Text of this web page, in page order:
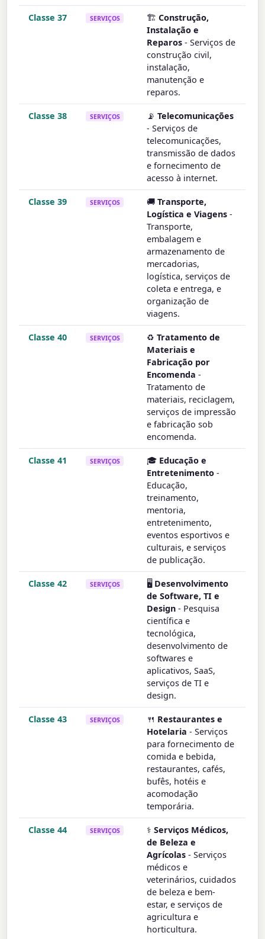
Classe 37 SERVIÇOS 🏗️Construção,
Instalação e
Reparos - Serviços de
construção civil,
instalação,
manutenção e
reparos.
Classe 38 SERVIÇOS 📡Telecomunicações
- Serviços de
telecomunicações,
transmissão de dados
e fornecimento de
acesso à internet.
Classe 39 SERVIÇOS 🚚Transporte,
Logística e Viagens -
Transporte,
embalagem e
armazenamento de
mercadorias,
logística, serviços de
coleta e entrega, e
organização de
viagens.
Classe 40 SERVIÇOS ♻️Tratamento de
Materiais e
Fabricação por
Encomenda -
Tratamento de
materiais, reciclagem,
serviços de impressão
e fabricação sob
encomenda.
Classe 41 SERVIÇOS 🎓 Educação e
Entretenimento -
Educação,
treinamento,
mentoria,
entretenimento,
eventos esportivos e
culturais, e serviços
de publicação.
Classe 42 SERVIÇOS 🖥️ Desenvolvimento
de Software, TI e
Design - Pesquisa
científica e
tecnológica,
desenvolvimento de
softwares e
aplicativos, SaaS,
serviços de TI e
design.
Classe 43 SERVIÇOS 🍴 Restaurantes e
Hotelaria - Serviços
para fornecimento de
comida e bebida,
restaurantes, cafés,
bufês, hotéis e
acomodação
temporária.
Classe 44 SERVIÇOS ⚕️Serviços Médicos,
de Beleza e
Agrícolas - Serviços
médicos e
veterinários, cuidados
de beleza e bem-
estar, e serviços de
agricultura e
horticultura.